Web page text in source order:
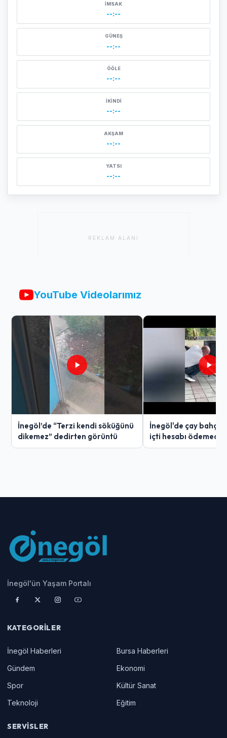
İMSAK
--:--
GÜNEŞ
--:--
ÖĞLE
--:--
İKINDI
--:--
AKŞAM
--:--
YATSI
--:--
REKLAM ALANI
YouTube Videolarımız
İnegöl’de “Terzi kendi söküğünü
dikemez” dedirten görüntü
İnegöl'de çay
içti hesabı ödemedi
İnegöl'ün Yaşam Portalı
KATEGORILER
İnegöl Haberleri
Bursa Haberleri
Gündem
Ekonomi
Spor
Kültür Sanat
Teknoloji
Eğitim
SERVISLER